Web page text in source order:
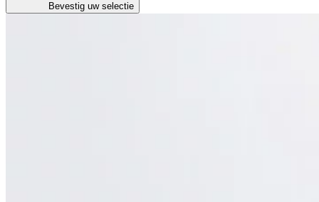
Bevestig uw selectie